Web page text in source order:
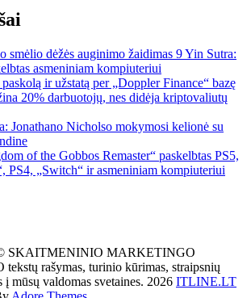
smėlio dėžės auginimo žaidimas 9 Yin Sutra:
asmeniniam kompiuteriui
ir užstatą per „Doppler Finance“ bazę
20% darbuotojų, nes didėja kriptovaliutų
Jonathano Nicholso mokymosi kelionė su
of the Gobbos Remaster“ paskelbtas PS5,
PS4, „Switch“ ir asmeniniam kompiuteriui
SKAITMENINIO MARKETINGO
rašymas, turinio kūrimas, straipsnių
į mūsų valdomas svetaines. 2026 ITLINE.LT